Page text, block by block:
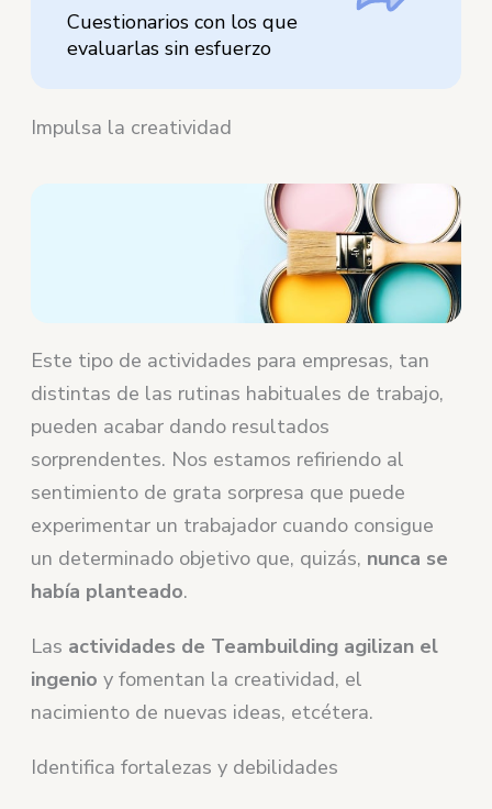
Cuestionarios con los que
evaluarlas sin esfuerzo
Impulsa la creatividad
Este tipo de actividades para empresas, tan
distintas de las rutinas habituales de trabajo,
pueden acabar dando resultados
sorprendentes. Nos estamos refiriendo al
sentimiento de grata sorpresa que puede
experimentar un trabajador cuando consigue
un determinado objetivo que, quizás, nunca se
había planteado.
Las actividades de Teambuilding agilizan el
ingenio y fomentan la creatividad, el
nacimiento de nuevas ideas, etcétera.
Identifica fortalezas y debilidades